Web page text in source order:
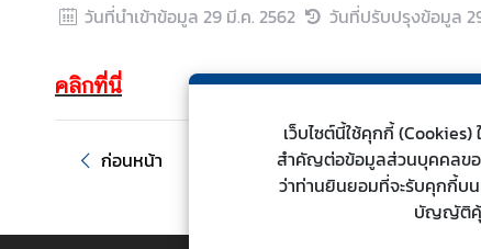
ว
ก
า
ร
ป
วันที่นำเข้าข้อมูล 29 มี.ค. 2562 วันที่ปรับปรุงข้อมูล
คลิกที่นี่
ก่อนหน้า
เว็บไซต์นี้ใช้คุกกี้
สำคัญต่อข้อมูลส่วนบุคคลขอ
ว่าท่านยินยอมที่จะรับคุกกี้บน
บัญญัติคุ้